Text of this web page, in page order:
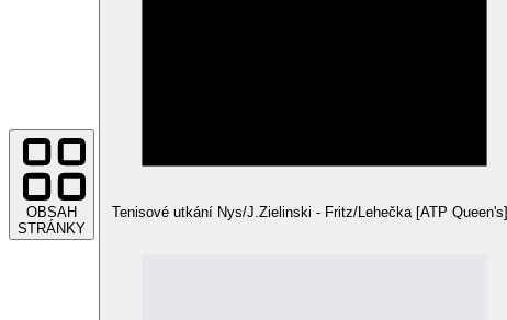
OBSAH
STRÁNKY
Tenisové utkání Nys/J.Zielinski - Fritz/Lehečka [ATP Queen's]